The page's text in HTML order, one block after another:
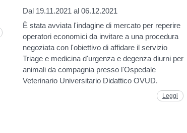
Dal 19.11.2021 al 06.12.2021
È stata avviata l'indagine di mercato per reperire
operatori economici da invitare a una procedura
negoziata con l'obiettivo di affidare il servizio
Triage e medicina d'urgenza e degenza diurni per
animali da compagnia presso l'Ospedale
Veterinario Universitario Didattico OVUD.
Leggi